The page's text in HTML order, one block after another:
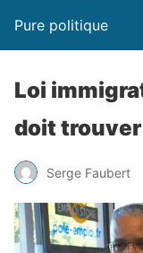
Pure politique
Loi
doit
Serge Faubert